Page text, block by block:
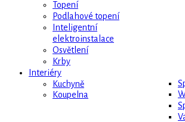
Topení
Podlahové topení
Inteligentní
elektroinstalace
Osvětlení
Krby
Interiéry
Kuchyně
Koupelna